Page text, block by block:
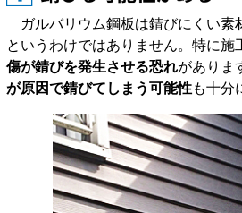
ガルバリウム鋼板は錆びにくい素
というわけではありません。特に施
傷が錆びを発生させる恐れがありま
が原因で錆びてしまう可能性も十分